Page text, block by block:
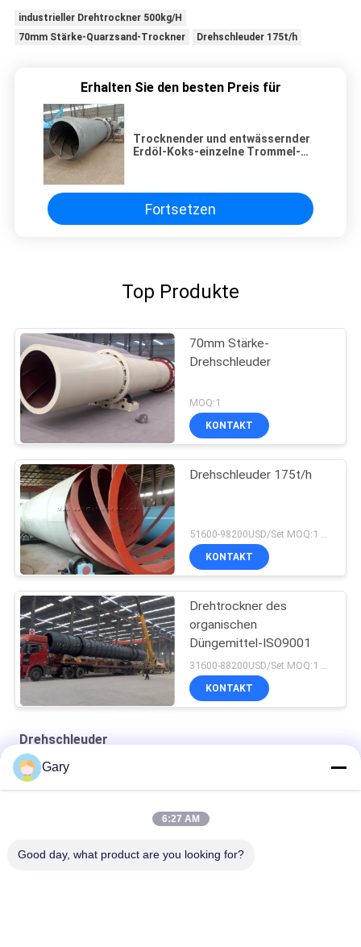
industrieller Drehtrockner 500kg/H
70mm Stärke-Quarzsand-Trockner
Drehschleuder 175t/h
Erhalten Sie den besten Preis für
Trocknender und entwässernder
Erdöl-Koks-einzelne Trommel-
Fortsetzen
Top Produkte
70mm Stärke-
Drehschleuder
MOQ:1
KONTAKT
Drehschleuder 175t/h
KONTAKT
Drehtrockner des
organischen
Düngemittel-ISO9001
KONTAKT
Drehschleuder
Doppelkegel -Drehvakuumtrockner
Gary
6:27 AM
Good day, what product are you looking for?